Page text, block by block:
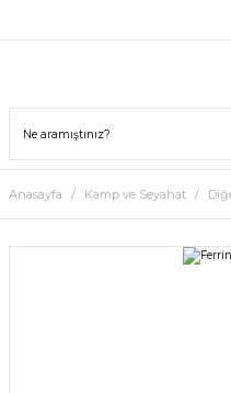
Anasayfa Kamp ve Seyahat